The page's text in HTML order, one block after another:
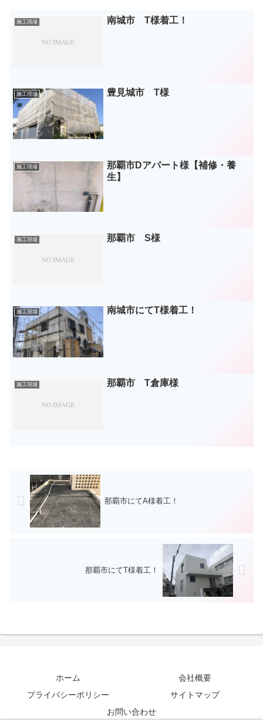
施工現場 南城市 T様着工！
施工現場 豊見城市 T様
施工現場
那覇市Dアパート様【補修・養
生】
施工現場 那覇市 S様
施工現場 南城市にてT様着工！
施工現場 那覇市 T倉庫様
那覇市にてA様着工！
那覇市にてT様着工！
ホーム
会社概要
プライバシーポリシー
サイトマップ
お問い合わせ